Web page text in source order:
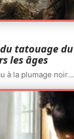
tatouage du
les âges
à la plumage noir…